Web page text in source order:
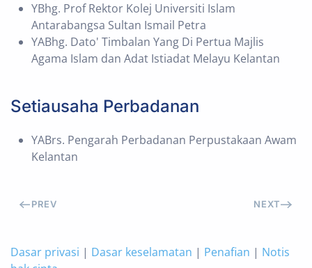
YBhg. Prof Rektor Kolej Universiti Islam
Antarabangsa Sultan Ismail Petra
YABhg. Dato' Timbalan Yang Di Pertua Majlis
Agama Islam dan Adat Istiadat Melayu Kelantan
Setiausaha Perbadanan
YABrs. Pengarah Perbadanan Perpustakaan Awam
Kelantan
PREV NEXT
Dasar privasi | Dasar keselamatan | Penafian | Notis